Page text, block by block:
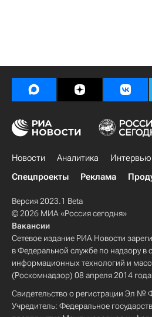
Новости Аналитика Интервью
Спецпроекты
Реклама
Версия 2023.1 Beta
© 2026 МИА «Россия сегодня»
Вакансии
Сетевое издание РИА Новости
в Федеральной службе по надзору в
информационных технологий и
(Роскомнадзор) 08 апреля 2014 года.
Свидетельство о регистрации Эл №
Учредитель: Федеральное